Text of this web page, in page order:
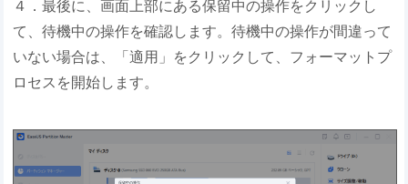
４．最後に、画面上部にある保留中の操作をクリックし
て、待機中の操作を確認します。待機中の操作が間違って
いない場合は、「適用」をクリックして、フォーマットプ
ロセスを開始します。